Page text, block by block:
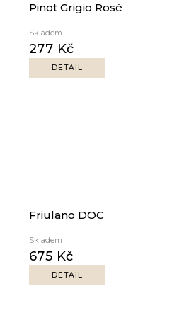
Pinot Grigio Rosé
Skladem
277 Kč
DETAIL
Friulano DOC
Skladem
675 Kč
DETAIL